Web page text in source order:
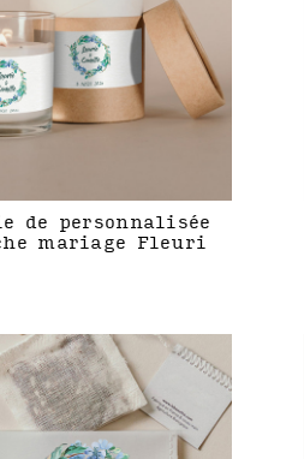
de personnalisée
mariage Fleuri